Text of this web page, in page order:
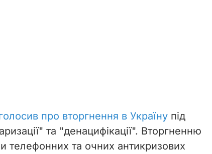
про вторгнення в Україну під
та "денацифікації". Вторгненню
телефонних та очних антикризових